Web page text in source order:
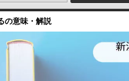
の意味・解説